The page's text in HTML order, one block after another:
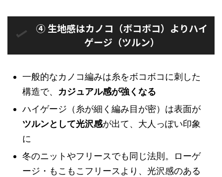
④ 生地感はカノコ（ボコボコ）よりハイ
ゲージ（ツルン）
一般的なカノコ編みは糸をボコボコに刺した
構造で、 カジュアル感が強くなる
ハイゲージ（糸が細く編み目が密）は表面が
ツルンとして光沢感が出て、大人っぽい印象
に
冬のニットやフリースでも同じ法則。ローゲ
ージ・もこもこフリースより、光沢感のある